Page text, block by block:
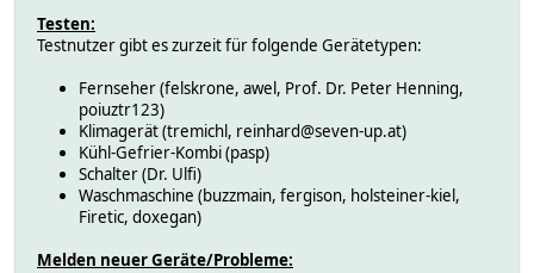
Testen:
Testnutzer gibt es zurzeit für folgende Gerätetypen:
Fernseher (felskrone, awel, Prof. Dr. Peter Henning,
poiuztr123)
Klimagerät (tremichl, reinhard@seven-up.at)
Kühl-Gefrier-Kombi (pasp)
Schalter (Dr. Ulfi)
Waschmaschine (buzzmain, fergison, holsteiner-kiel,
Firetic, doxegan)
Melden neuer Geräte/Probleme: